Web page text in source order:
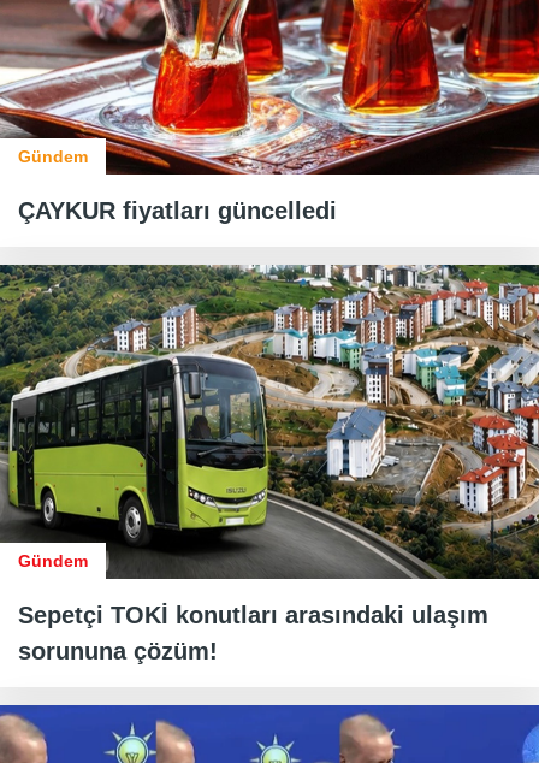
Gündem
ÇAYKUR fiyatları güncelledi
Gündem
Sepetçi TOKİ konutları arasındaki ulaşım
sorununa çözüm!